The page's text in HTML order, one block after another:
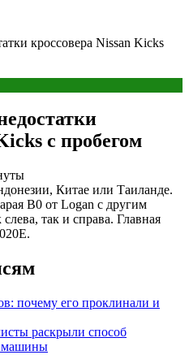
кроссовера Nissan Kicks
с пробегом
Китае или Таиланде.
B0 от Logan с другим
так и справа. Главная
почему его проклинали и
раскрыли способ
машины